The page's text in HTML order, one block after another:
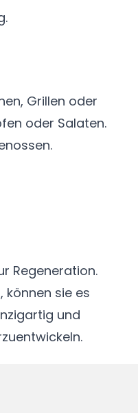
Grillen oder
oder Salaten.
Regeneration.
können sie es
und